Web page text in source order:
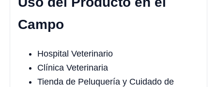
Campo
Hospital Veterinario
Clínica Veterinaria
Tienda de Peluquería y Cuidado de